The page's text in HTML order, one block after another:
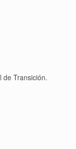
de Transición.